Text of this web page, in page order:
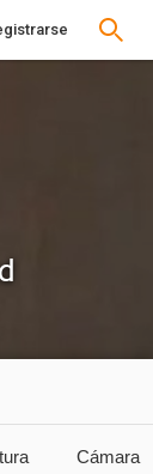
Cámara